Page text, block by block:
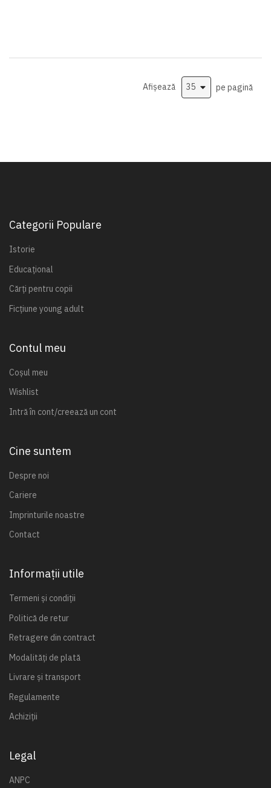
Afișează pe pagină
Categorii Populare
Istorie
Educațional
Cărți pentru copii
Ficțiune young adult
Contul meu
Coșul meu
Wishlist
Intră în cont/creează un cont
Cine suntem
Despre noi
Cariere
Imprinturile noastre
Contact
Informații utile
Termeni și condiții
Politică de retur
Retragere din contract
Modalități de plată
Livrare și transport
Regulamente
Achiziții
Legal
ANPC